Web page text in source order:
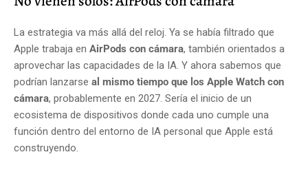
La estrategia va más allá del reloj. Ya se había filtrado que
Apple trabaja en AirPods con cámara, también orientados a
aprovechar las capacidades de la IA. Y ahora sabemos que
podrían lanzarse al mismo tiempo que los Apple Watch con
cámara, probablemente en 2027. Sería el inicio de un
ecosistema de dispositivos donde cada uno cumple una
función dentro del entorno de IA personal que Apple está
construyendo.